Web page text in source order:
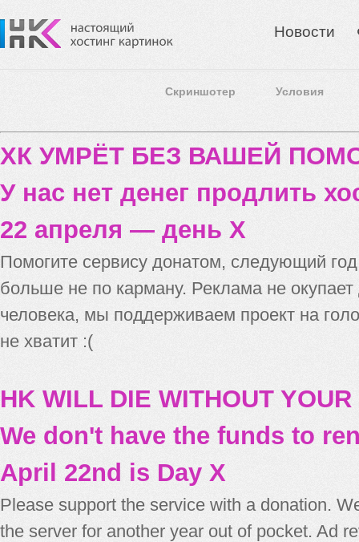
Новости
Скриншотер Условия
ХК УМРЁТ БЕЗ ВАШЕЙ
У нас нет денег продлить
22 апреля — день X
Помогите сервису донатом, следующий
больше не по карману. Реклама не
человека, мы поддерживаем проект на
не хватит :(
HK WILL DIE WITHOUT
We don't have the funds to
April 22nd is Day X
Please support the service with a donation.
the server for another year out of pocket. Ad